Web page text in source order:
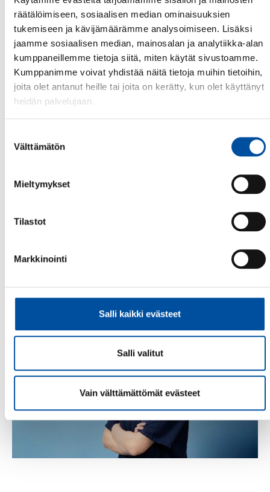
räätälöimiseen, sosiaalisen median ominaisuuksien
tukemiseen ja kävijämäärämme analysoimiseen. Lisäksi
jaamme sosiaalisen median, mainosalan ja analytiikka-alan
kumppaneillemme tietoja siitä, miten käytät sivustoamme.
Kumppanimme voivat yhdistää näitä tietoja muihin tietoihin,
joita olet antanut heille tai joita on kerätty, kun olet käyttänyt
heidän palvelujaan.
valinta
Välttämätön
Mieltymykset
Tilastot
Markkinointi
Salli kaikki evästeet
Salli valitut
Vain välttämättömät evästeet
IKÄIHMISTEN HOITO
Henkilöstömitoitus
vanhustenhoidossa
hoidon turvaamiseksi ikäihmisten hoidossa.
säästöjä, koska siihen ei ole säädetty